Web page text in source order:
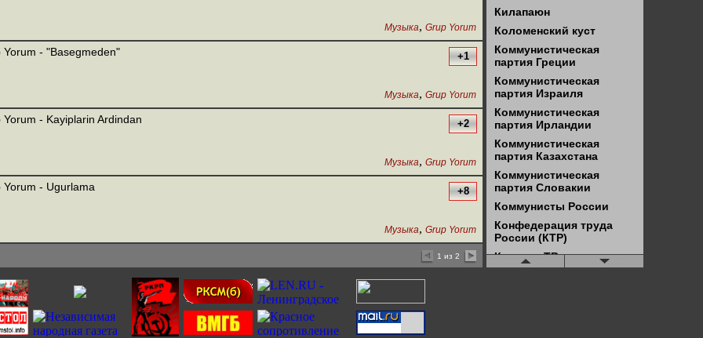
Музыка, Grup Yorum
Yorum - "Basegmeden" +1
Музыка, Grup Yorum
Yorum - Kayiplarin Ardindan +2
Музыка, Grup Yorum
Yorum - Ugurlama +8
Музыка, Grup Yorum
1 из 2
Килапаюн
Коломенский куст
Коммунистическая
партия Греции
Коммунистическая
партия Израиля
Коммунистическая
партия Ирландии
Коммунистическая
партия Казахстана
Коммунистическая
партия Словакии
Коммунисты России
Конфедерация труда
России (КТР)
Красное ТВ